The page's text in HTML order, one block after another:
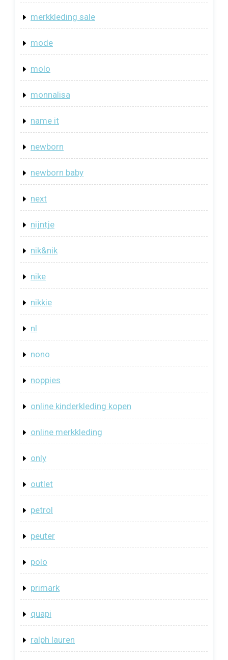
merkkleding sale
mode
molo
monnalisa
name it
newborn
newborn baby
next
nijntje
nik&nik
nike
nikkie
nl
nono
noppies
online kinderkleding kopen
online merkkleding
only
outlet
petrol
peuter
polo
primark
quapi
ralph lauren